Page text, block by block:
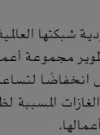
شبكتها
مجموعة
انخفاضًا
المسببة